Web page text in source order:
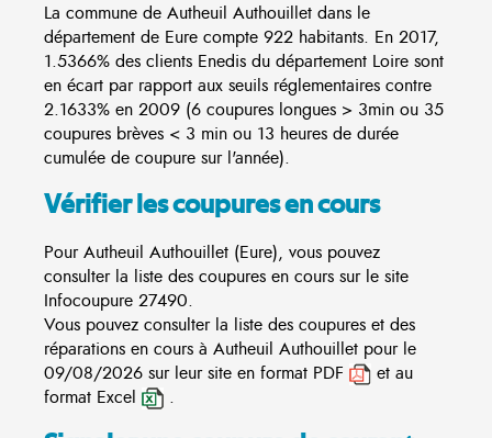
La commune de Autheuil Authouillet dans le
département de Eure compte 922 habitants. En 2017,
1.5366% des clients Enedis du département Loire sont
en écart par rapport aux seuils réglementaires contre
2.1633% en 2009 (6 coupures longues > 3min ou 35
coupures brèves < 3 min ou 13 heures de durée
cumulée de coupure sur l'année).
Vérifier les coupures en cours
Pour Autheuil Authouillet (Eure), vous pouvez
consulter la liste des coupures en cours sur le site
Infocoupure 27490.
Vous pouvez consulter la liste des coupures et des
réparations en cours à Autheuil Authouillet pour le
09/08/2026 sur leur site en format PDF
et au
format Excel
.